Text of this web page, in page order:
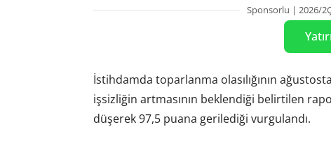
Sponsorlu | 2026/
İstihdamda toparlanma olasılığının
işsizliğin artmasının beklendiği belirtilen
düşerek 97,5 puana gerilediği vurgulandı.